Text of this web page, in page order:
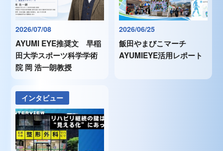
2026/07/08
AYUMI EYE推奨文 早稲
田大学スポーツ科学学術
院 岡 浩一朗教授
2026/06/25
飯田やまびこマーチ
AYUMIEYE活用レポート
インタビュー